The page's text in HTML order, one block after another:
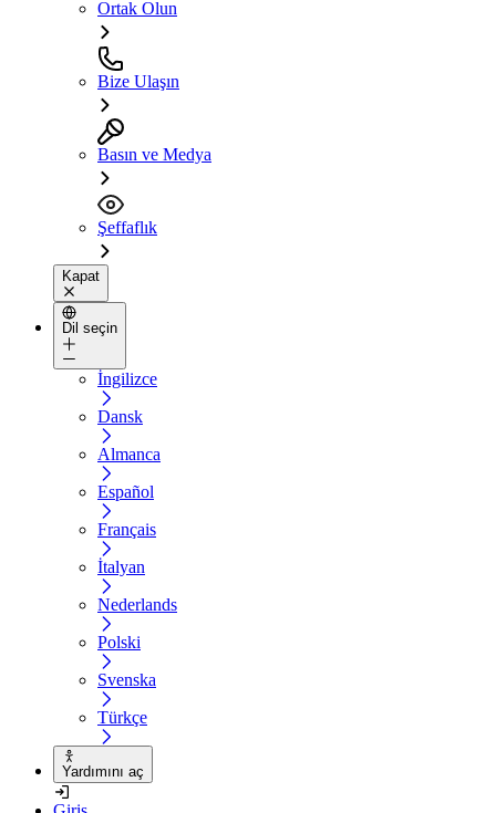
Ortak Olun
Bize Ulaşın
Basın ve Medya
Şeffaflık
Kapat
Dil seçin
İngilizce
Dansk
Almanca
Español
Français
İtalyan
Nederlands
Polski
Svenska
Türkçe
Yardımını aç